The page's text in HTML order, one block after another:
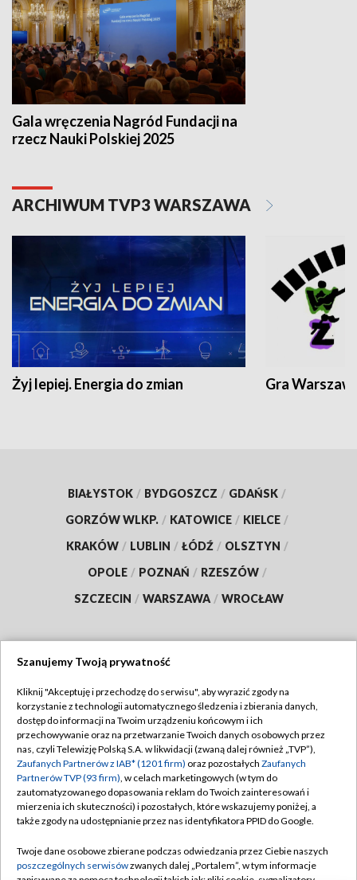
Gala wręczenia Nagród Fundacji na
rzecz Nauki Polskiej 2025
ARCHIWUM TVP3 WARSZAWA
Żyj lepiej. Energia do zmian Gra
BIAŁYSTOK / BYDGOSZCZ / GDAŃSK /
GORZÓW WLKP. / KATOWICE / KIELCE /
KRAKÓW / LUBLIN / ŁÓDŹ / OLSZTYN /
OPOLE / POZNAŃ / RZESZÓW /
SZCZECIN / WARSZAWA / WROCŁAW
TVP
Abonament TVP
Emisja w TVP
Centrum informacji TVP
Naziemna Telewizja Cyfrowa
Rada Programowa
Regulamin TVP
Polityka prywatności
Moje zgody
Pomoc
Kontakt
Szanujemy Twoją prywatność
Kliknij "Akceptuję i przechodzę do serwisu", aby wyrazić zgody na
korzystanie z technologii automatycznego śledzenia i zbierania danych,
dostęp do informacji na Twoim urządzeniu końcowym i ich
przechowywanie oraz na przetwarzanie Twoich danych osobowych przez
nas, czyli Telewizję Polską S.A. w likwidacji (zwaną dalej również „TVP”),
Zaufanych Partnerów z IAB* (1201 firm) oraz pozostałych Zaufanych
Partnerów TVP (93 firm), w celach marketingowych (w tym do
zautomatyzowanego dopasowania reklam do Twoich zainteresowań i
mierzenia ich skuteczności) i pozostałych, które wskazujemy poniżej, a
także zgody na udostępnianie przez nas identyfikatora PPID do Google.
Twoje dane osobowe zbierane podczas odwiedzania przez Ciebie naszych
poszczególnych serwisówzwanych dalej „Portalem”, w tym informacje